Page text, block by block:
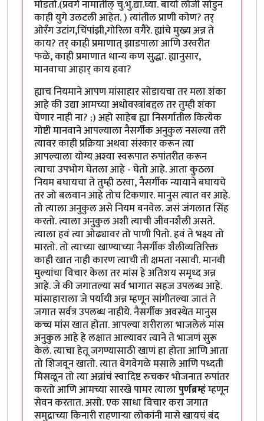
मोडतो.(प्रवर्ग नामातील् चु.भु.द्या.घ्या. बायो लॉजी सोडुन
काही युगे उलटली आहेत. ) त्यांतील प्राणी कोण? तर्
ओरँग उटांग,चिंपांझी,गोरिला वगैरे. ह्यांचे मुख्य अन्न ते
काय? तर् काही प्रमाणात् झाडपाला आणि उरवरीत
फळे, काही प्रमाणात धान्य कण सुद्धा. ह्यानुसार,
मानवाचा आहार् काय हवा?
ह्याच नियमाने आपण मांसाहार सोडायचा तर मला शंका
आहे की उद्या आमच्या अधोवस्त्रांबद्दल तर तुम्ही शंका
घेणार नाही ना? ;) अहो साहेब ह्या निसर्गातील कित्येक
गोष्टी मानवाने आपल्याला नैसर्गीक अनुकुल नसल्या तरी
त्यावर काही प्रक्रिया अथवा संस्कार करून त्या
आपल्याला योग्य अश्या स्वरूपात रुपांतरीत करून
त्याचा उपभोग घेतला आहे - घेतो आहे. आता कुठला
नियम बघायचा ते तुम्ही ठरवा, नैसर्गीक न्यायाने बघायचे
तर जो बलवान आहे तोच टिकणार. मानुस त्यात वर आहे.
तो त्याला अनुकुल असे नियम बनवेल. जसं जंगलात सिंह
करतो. त्याला अनुकुल अशी त्याची जीवनशैली असते.
त्याला हवं त्या ओढ्यावर तो पाणी पितो. हवं ते भक्ष्य तो
मारतो. तो त्याच्या खाण्याच्या नैसर्गीक शैलीव्यतिरिक्त
काही खात नाही कारण त्याची ती क्षमता नसावी. मानवी
मुल्यांचा विचार केला तर मांस हे अतिशय समृध्द अन्न
आहे. जे की जगातल्या सर्व भागात सहज उपलब्ध आहे.
मांसाहाराला जे पर्यायी अन्न म्हणून सांगीतल्या जातं ते
जगात सर्वत्र उपलब्ध नाहीये. नैसर्गीक अवस्थेत मानुस
कच्च मांस खात होता. आपल्या शरीराला भाजलेलं मांस
अनुकुल आहे हे लक्षात आल्यावर त्याने ते भाजणं सुरू
केलं. त्याचा हेतू जगण्यासाठी खाणं हा होता आणि आता
तो शिजवून खातो. त्यात वेगवेगळे मसाले आणि पध्दती
मिसळून तो त्या अन्नांचं स्वादिष्ट रुचकर भोजनात रुपांतर
करतो आणि आमच्या सारखे पामर त्यालापुर्णब्रम्हंम्हणून
सेवन करतात. असो. एक साधा विचार करा जगात
समुद्राच्या किनारी राहणार्‍या लोकांनी मासे खायचं बंद